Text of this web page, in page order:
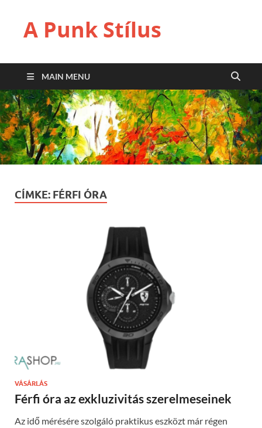
A Punk Stílus
MAIN MENU
CÍMKE: FÉRFI ÓRA
VÁSÁRLÁS
Férfi óra az exkluzivitás szerelmeseinek
Az idő mérésére szolgáló praktikus eszközt már régen